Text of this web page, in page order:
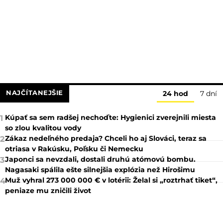
NAJČÍTANEJŠIE 24 hod 7 dní
1 Kúpať sa sem radšej nechoďte: Hygienici zverejnili miesta
so zlou kvalitou vody
2Zákaz nedeľného predaja? Chceli ho aj Slováci, teraz sa
otriasa v Rakúsku, Poľsku či Nemecku
3Japonci sa nevzdali, dostali druhú atómovú bombu.
Nagasaki spálila ešte silnejšia explózia než Hirošimu
4Muž vyhral 273 000 000 € v lotérii: Želal si „roztrhať tiket“,
peniaze mu zničili život